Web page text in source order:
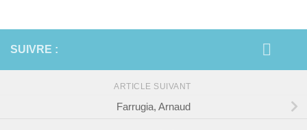
SUIVRE :
ARTICLE SUIVANT
Farrugia, Arnaud